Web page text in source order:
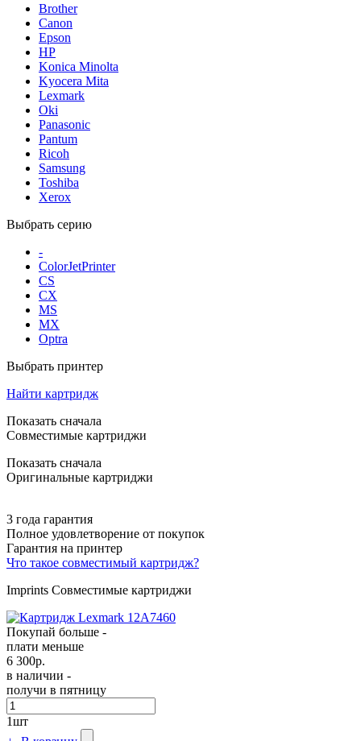
Brother
Canon
Epson
HP
Konica Minolta
Kyocera Mita
Lexmark
Oki
Panasonic
Pantum
Ricoh
Samsung
Toshiba
Xerox
Выбрать серию
-
ColorJetPrinter
CS
CX
MS
MX
Optra
Выбрать принтер
Найти картридж
Показать сначала
Совместимые картриджи
Показать сначала
Оригинальные картриджи
3 года гарантия
Полное удовлетворение от покупок
Гарантия на принтер
Что такое совместимый картридж?
Imprints Совместимые картриджи
Покупай больше -
плати меньше
6 300р.
в наличии -
получи в пятницу
1шт